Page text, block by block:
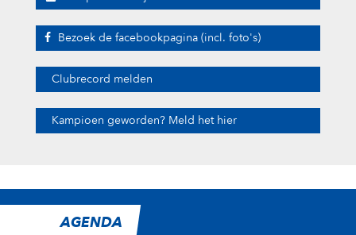
Bezoek de facebookpagina (incl. foto's)
Clubrecord melden
Kampioen geworden? Meld het hier
AGENDA